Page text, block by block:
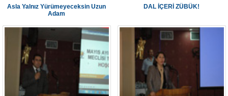
Asla Yalnız Yürümeyeceksin Uzun
Adam
DAL İÇERİ ZÜBÜK!